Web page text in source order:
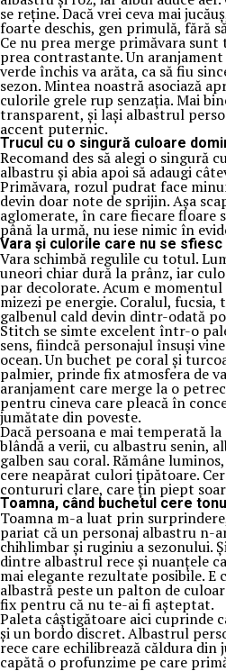
se reține. Dacă vrei ceva mai
foarte deschis, gen primulă, fără
Ce nu prea merge primăvara
prea contrastante. Un
verde închis va arăta, ca să fiu
sezon. Mintea noastră asociază
culorile grele rup senzația. Mai
transparent, și lași albastrul
accent puternic.
Trucul cu o singură culoare
Recomand des să alegi o singură
albastru și abia apoi să adaugi
Primăvara, rozul pudrat face
devin doar note de sprijin. Așa
aglomerate, în care fiecare floare
până la urmă, nu iese nimic în
Vara și culorile care nu se sfiesc
Vara schimbă regulile cu totul.
uneori chiar dură la prânz, iar
par decolorate. Acum e
mizezi pe energie. Coralul,
galbenul cald devin dintr-odată
Stitch se simte excelent într-o
sens, fiindcă personajul însuși
ocean. Un buchet pe coral și
palmier, prinde fix atmosfera de
aranjament care merge la o
pentru cineva care pleacă în
jumătate din poveste.
Dacă persoana e mai temperată
blândă a verii, cu albastru senin,
galben sau coral. Rămâne
cere neapărat culori țipătoare.
contururi clare, care țin piept
Toamna, când buchetul cere
Toamna m-a luat prin
pariat că un personaj albastru n-
chihlimbar și ruginiu a sezonului.
dintre albastrul rece și nuanțele
mai elegante rezultate posibile. E
albastră peste un palton de
fix pentru că nu te-ai fi așteptat.
Paleta câștigătoare aici cuprinde
și un bordo discret. Albastrul
rece care echilibrează căldura
capătă o profunzime pe care